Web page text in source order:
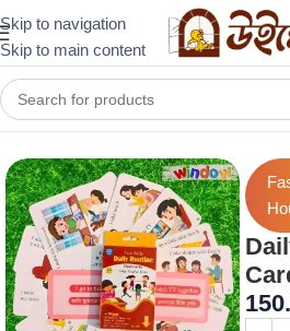
Skip to navigation
Skip to main content
Home Early Learning Essentials Flash